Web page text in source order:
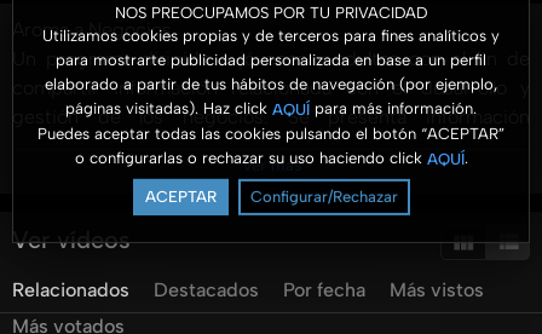
NOS PREOCUPAMOS POR TU PRIVACIDAD
Utilizamos cookies propias y de terceros para fines analíticos y
para mostrarte publicidad personalizada en base a un perfil
elaborado a partir de tus hábitos de navegación (por ejemplo,
páginas visitadas). Haz click AQUÍ para más información.
Puedes aceptar todas las cookies pulsando el botón “ACEPTAR”
o configurarlas o rechazar su uso haciendo click AQUÍ.
ACEPTAR Configurar/Rechazar
Aroma a Negocios
Un programa dirigido a jóvenes y adultos con el fin de
compartir información relacionada con el desarrollo y
gestión de los negocios. Se presenta información
profesional con un enfoque práctico y para ser aterrizado
en las organizaciones.
#umtv #aromaanegocios #MarketingDigital
Ver más
Ver vídeos
Relacionados Destacados Por fecha
Más vistos
Más votados